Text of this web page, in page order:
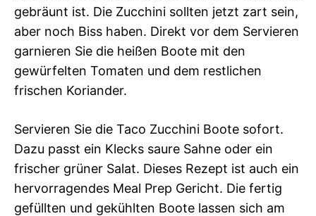
gebräunt ist. Die Zucchini sollten jetzt zart sein,
aber noch Biss haben. Direkt vor dem Servieren
garnieren Sie die heißen Boote mit den
gewürfelten Tomaten und dem restlichen
frischen Koriander.
Servieren Sie die Taco Zucchini Boote sofort.
Dazu passt ein Klecks saure Sahne oder ein
frischer grüner Salat. Dieses Rezept ist auch ein
hervorragendes Meal Prep Gericht. Die fertig
gefüllten und gekühlten Boote lassen sich am